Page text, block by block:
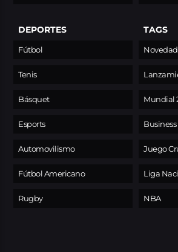
DEPORTES
Fútbol
Tenis
Básquet
Esports
Automovilismo
Fútbol Americano
Rugby
TAGS
Mundial
Business
Juego
Liga
NBA